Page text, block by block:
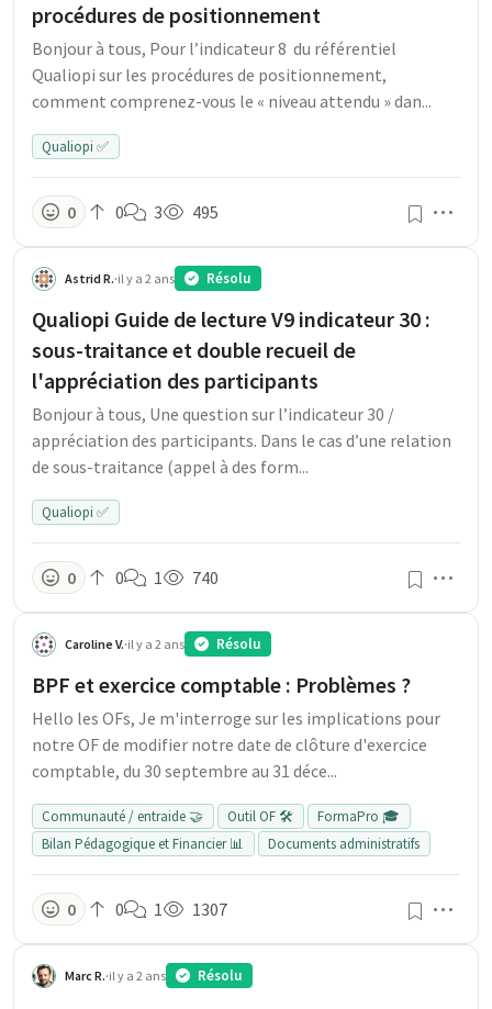
procédures de positionnement
Bonjour à tous, Pour l’indicateur 8 du référentiel
Qualiopi sur les procédures de positionnement,
comment comprenez-vous le « niveau attendu » dan...
Qualiopi ✅
0 0 3 495
Astrid R.·il y a 2 ans Résolu
Qualiopi Guide de lecture V9 indicateur 30 :
sous-traitance et double recueil de
l'appréciation des participants
Bonjour à tous, Une question sur l’indicateur 30 /
appréciation des participants. Dans le cas d’une relation
de sous-traitance (appel à des form...
Qualiopi ✅
0 0 1 740
Caroline V.·il y a 2 ans Résolu
BPF et exercice comptable : Problèmes ?
Hello les OFs, Je m'interroge sur les implications pour
notre OF de modifier notre date de clôture d'exercice
comptable, du 30 septembre au 31 déce...
Communauté / entraide 🤝 Outil OF 🛠️
FormaPro 🎓
Bilan Pédagogique et Financier 📊
Documents administratifs
0 0 1 1307
Marc R.·il y a 2 ans Résolu